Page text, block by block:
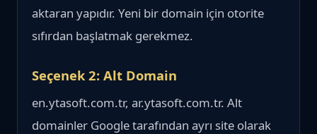
aktaran yapıdır. Yeni bir domain için otorite
sıfırdan başlatmak gerekmez.
Seçenek 2: Alt Domain
en.ytasoft.com.tr, ar.ytasoft.com.tr. Alt
domainler Google tarafından ayrı site olarak